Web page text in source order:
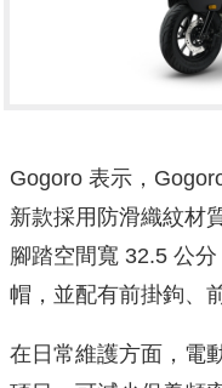
Gogoro 表示，
新款採用防滑織紋材
腳踏空間寬 32.5 公
帽，並配有前掛鉤、
在日常維護方面，電